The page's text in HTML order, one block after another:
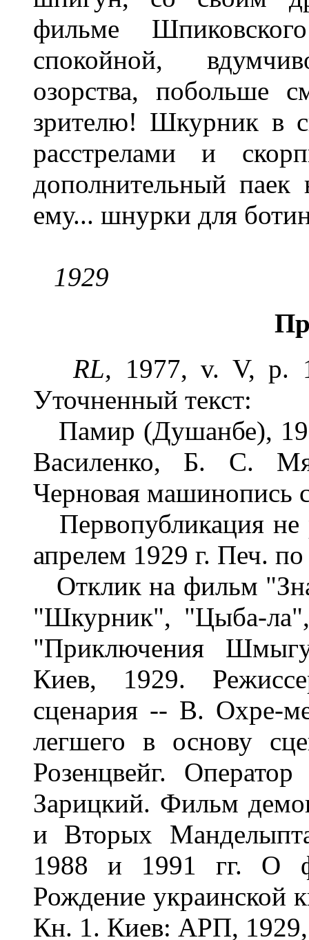
фильме
спокойной,
озорства, побольше
зрителю! Шкурник в
расстрелами и
дополнительный паек
ему... шнурки для
1929
RL, 1977, v. V, p.
Уточненный текст:
Памир (Душанбе),
Василенко, Б. С.
Черновая машинопись
Первопубликация не
апрелем 1929 г. Печ.
Отклик на фильм
"Шкурник", "Цыба-ла",
"Приключения
Киев, 1929.
сценария -- В. Охре-
легшего в основу
Розенцвейг.
Зарицкий. Фильм
и Вторых
1988 и 1991 гг. О
Рождение украинской
Кн. 1. Киев: АРП, 1929,